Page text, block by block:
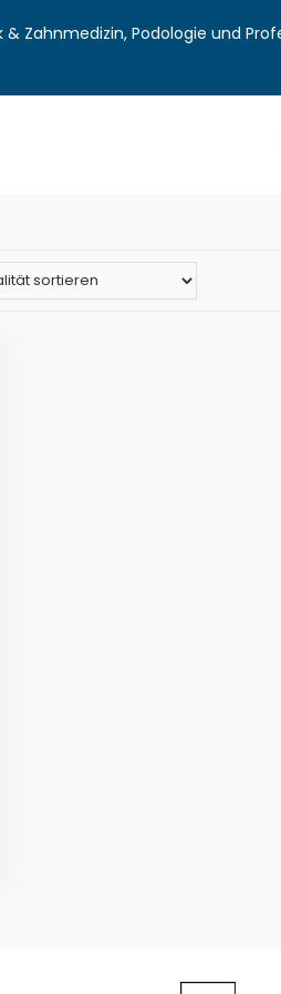
Zahnmedizin, Podologie und